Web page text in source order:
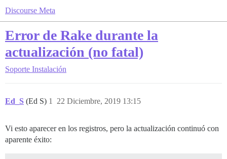
Discourse Meta
Error de Rake durante la
actualización (no fatal)
Soporte Instalación
Ed_S (Ed S) 22 Diciembre, 2019 13:15
1
Vi esto aparecer en los registros, pero la actualización continuó con
aparente éxito: